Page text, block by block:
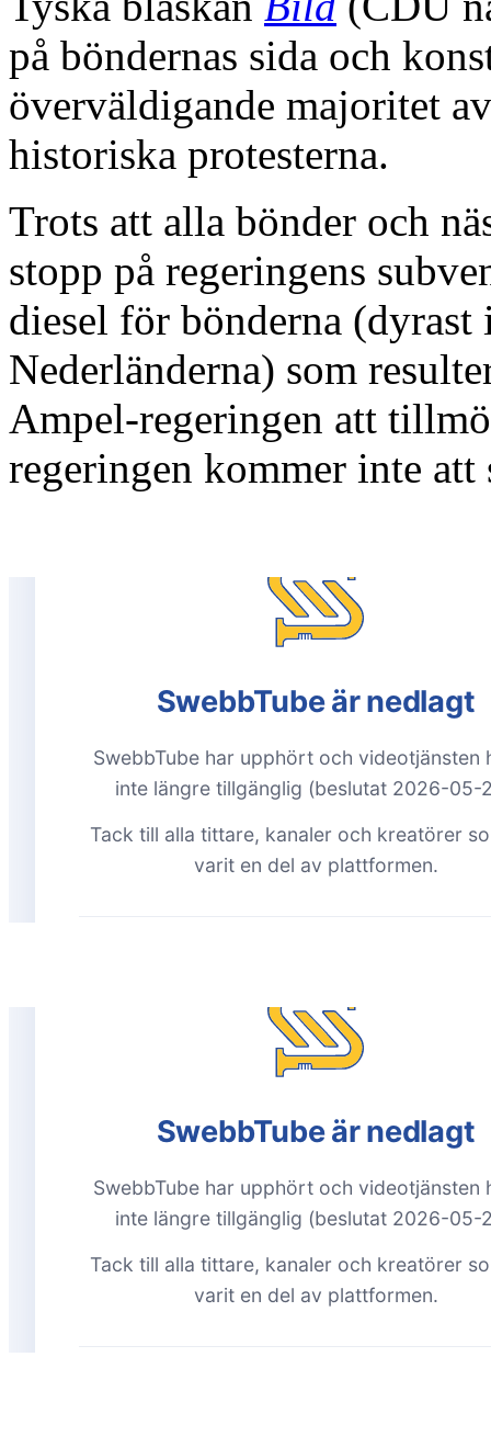
på böndernas sida och
överväldigande majoritet
historiska protesterna.
Trots att alla bönder och
stopp på regeringens
diesel för bönderna (dyrast
Nederländerna) som
Ampel-regeringen att
regeringen kommer inte